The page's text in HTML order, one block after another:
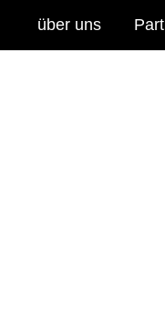
über uns